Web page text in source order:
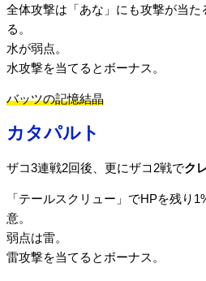
全体攻撃は「あな」にも攻撃が当た
る。
水が弱点。
水攻撃を当てるとボーナス。
バッツの記憶結晶
カタパルト
ザコ3連戦2回後、更にザコ2戦でク
「テールスクリュー」でHPを残り
意。
弱点は雷。
雷攻撃を当てるとボーナス。